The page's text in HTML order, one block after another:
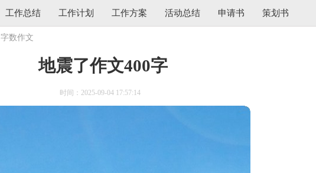
工作总结 工作计划 工作方案 活动总结 申请书 策划书
字数作文
地震了作文400字
时间：2025-09-04 17:57:14